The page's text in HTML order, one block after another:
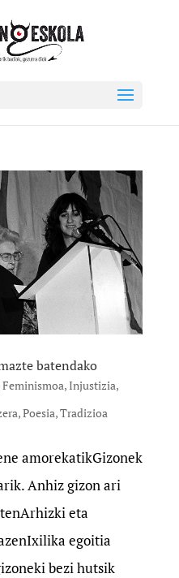
batendako
Feminismoa,Injustizia,
,Poesia,Tradizioa
amorekatikGizonek
Anhiz gizon ari
eta
egoitia
bezi hutsik